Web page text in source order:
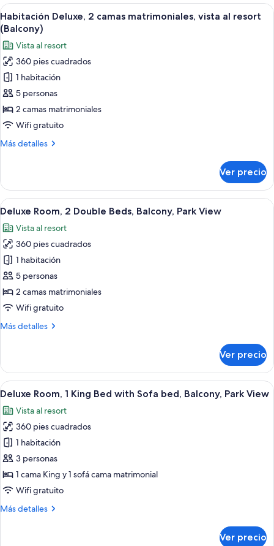
sofá
cama
cama
King
size
y
sofá
cama
Abrir
todas
las
fotos
de
Habitación
Deluxe,
2
camas
vista
(Balcony)
Habitación de hotel con dos camas,
7
Habitación Deluxe, 2 camas matrimoniales, vista al resort
(Balcony)
Vista al resort
360 pies cuadrados
1 habitación
5 personas
2 camas matrimoniales
Wifi gratuito
Más detalles
Más
Deluxe,
camas
vista
al
resort
(Balcony)
Ver precio
Abrir
todas
las
fotos
de
Deluxe
Room,
2
Double
Beds,
View
Habitación de hotel con dos camas,
6
Deluxe Room, 2 Double Beds, Balcony, Park View
Vista al resort
360 pies cuadrados
1 habitación
5 personas
2 camas matrimoniales
Wifi gratuito
Más detalles
Más
Room,
Double
Balcony,
Park
View
Ver precio
Abrir
todas
las
fotos
de
Deluxe
Room,
1
Bed
Habitación de hotel con una cama
8
Deluxe Room, 1 King Bed with Sofa bed, Balcony, Park View
Vista al resort
360 pies cuadrados
1 habitación
3 personas
1 cama King y 1 sofá cama matrimonial
Wifi gratuito
Más detalles
Más
Ver precio